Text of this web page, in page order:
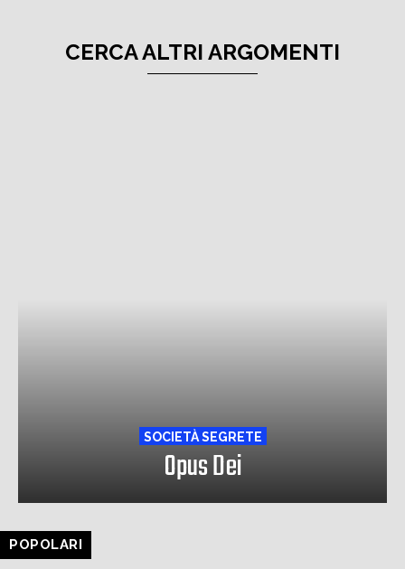
CERCA ALTRI ARGOMENTI
SOCIETÀ SEGRETE
Opus Dei
POPOLARI